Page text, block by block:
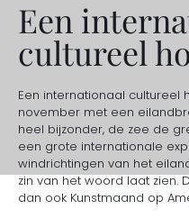
Een
cultureel
Een internationaal cultureel
november met een
heel bijzonder, de zee de
een grote internationale
windrichtingen van het
zin van het woord laat zien.
dan ook Kunstmaand op